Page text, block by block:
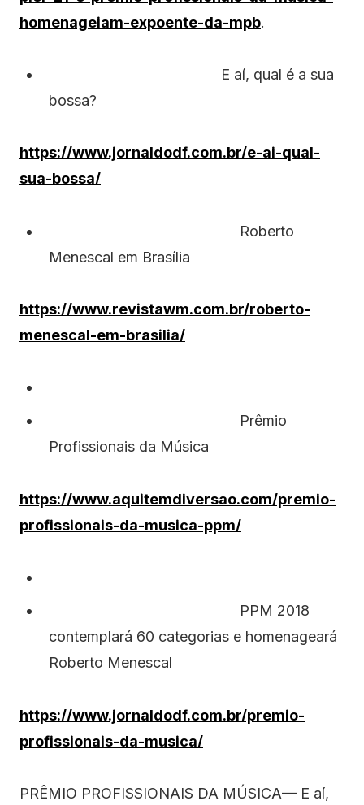
homenageiam-expoente-da-mpb.
E aí, qual é a sua
bossa?
https://www.jornaldodf.com.br/e-ai-qual-
sua-bossa/
Roberto
Menescal em Brasília
https://www.revistawm.com.br/roberto-
menescal-em-brasilia/
Prêmio
Profissionais da Música
https://www.aquitemdiversao.com/premio-
profissionais-da-musica-ppm/
PPM 2018
contemplará 60 categorias e homenageará
Roberto Menescal
https://www.jornaldodf.com.br/premio-
profissionais-da-musica/
PRÊMIO PROFISSIONAIS DA MÚSICA— E aí,